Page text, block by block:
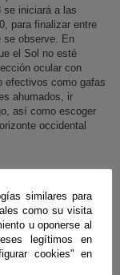
se iniciará a las
para finalizar entre
se observe. En
el Sol no esté
ocular con
efectivos como gafas
ahumados, ir
así como escoger
occidental
similares para
como su visita
u oponerse al
legítimos en
cookies" en